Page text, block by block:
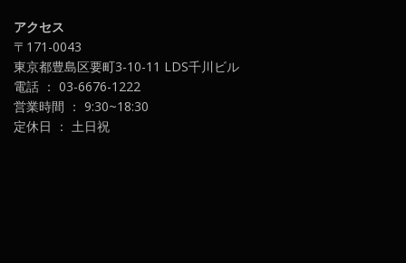
アクセス
〒171-0043
東京都豊島区要町3-10-11 LDS千川ビル
電話 ： 03-6676-1222
営業時間 ： 9:30~18:30
定休日 ： 土日祝